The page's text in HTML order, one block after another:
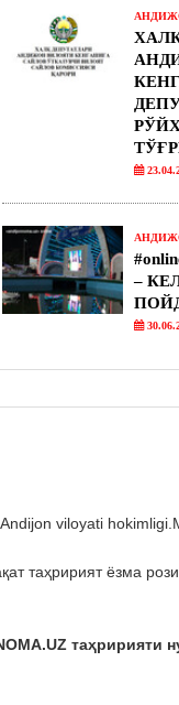
–
viloyati
таҳририят ёзма
таҳририяти